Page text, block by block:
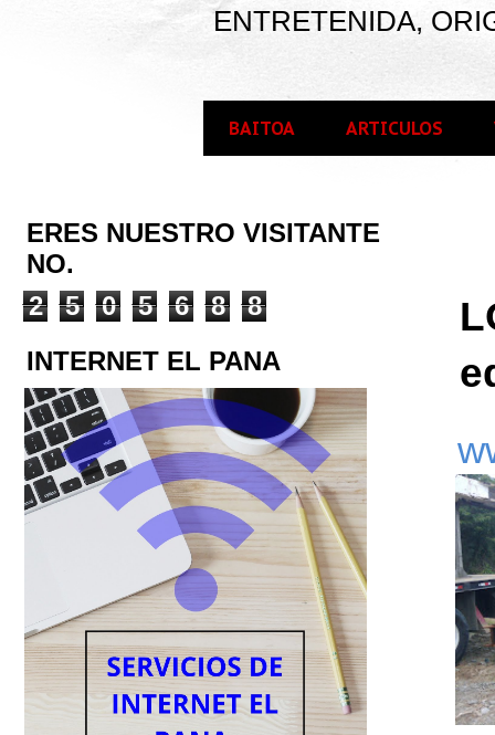
ENTRETENIDA,
BAITOA ARTICULOS
ERES NUESTRO VISITANTE
NO.
2
5 0 5 6 8
8
INTERNET EL PANA